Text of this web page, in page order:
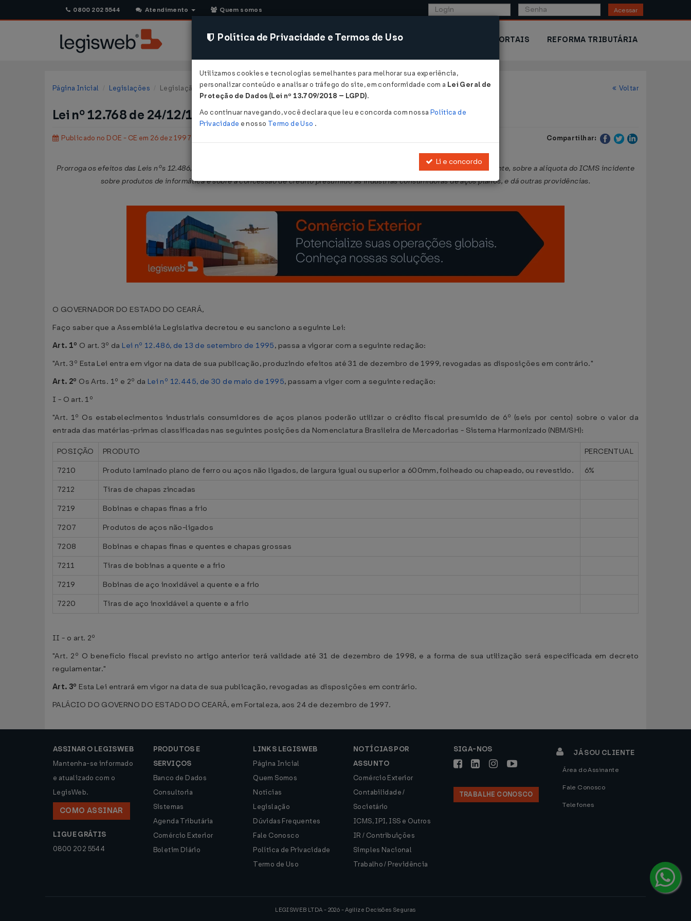
0800 202 5544 Atendimento Quem somos Acessar
CONSULTORIA SISTEMAS COMÉRCIO EXTERIOR PORTAIS REFORMA TRIBUTÁRIA
Página Inicial Legislações Legislação Estadual - Ceará Voltar
Lei nº 12.768 de 24/12/1997
Publicado no DOE - CE em 26 dez 1997 Compartilhar:
Prorroga os efeitos das Leis nºs 12.486, de 13 de setembro de 1995, e 12.445, de 30 de maio de 1995, que dispõem, respectivamente, sobre a alíquota do ICMS incidente
sobre produtos de informática e sobre a concessão de crédito presumido às indústrias consumidoras de aços planos, e dá outras providências.
O GOVERNADOR DO ESTADO DO CEARÁ,
Faço saber que a Assembléia Legislativa decretou e eu sanciono a seguinte Lei:
Art. 1º O art. 3º da Lei nº 12.486, de 13 de setembro de 1995, passa a vigorar com a seguinte redação:
"Art. 3º Esta Lei entra em vigor na data de sua publicação, produzindo efeitos até 31 de dezembro de 1999, revogadas as disposições em contrário."
Art. 2º Os Arts. 1º e 2º da Lei nº 12.445, de 30 de maio de 1995, passam a viger com a seguinte redação:
I - O art. 1º
"Art. 1º Os estabelecimentos industriais consumidores de aços planos poderão utilizar o crédito fiscal presumido de 6º (seis por cento) sobre o valor da
entrada das matérias-primas classificadas nas seguintes posições da Nomenclatura Brasileira de Mercadorias - Sistema Harmonizado (NBM/SH):
POSIÇÃO PRODUTO
PERCENTUAL
7210
Produto laminado plano de ferro ou aços não ligados, de largura igual ou superior a 600mm, folheado ou chapeado, ou revestido.
6%
7212
Tiras de chapas zincadas
7219
Bobinas e chapas finas a frio
7207
Produtos de aços não-ligados
7208
Bobinas e chapas finas e quentes e chapas grossas
7211
Tiras de bobinas a quente e a frio
7219
Bobinas de aço inoxidável a quente e a frio
7220
Tiras de aço inoxidável a quente e a frio
II - o art. 2º
"Art. 2º O benefício fiscal previsto no artigo anterior terá validade até 31 de dezembro de 1998, e a forma de sua utilização será especificada em decreto
regulamentar."
Art. 3º Esta Lei entrará em vigor na data de sua publicação, revogadas as disposições em contrário.
PALÁCIO DO GOVERNO DO ESTADO DO CEARÁ, em Fortaleza, aos 24 de dezembro de 1997.
ASSINAR O LEGISWEB
Mantenha-se informado
e atualizado com o
LegisWeb.
COMO ASSINAR
LIGUE GRÁTIS
0800 202 5544
PRODUTOS E
SERVIÇOS
Banco de Dados
Consultoria
Sistemas
Agenda Tributária
Comércio Exterior
Boletim Diário
LINKS LEGISWEB
Página Inicial
Quem Somos
Notícias
Legislação
Dúvidas Frequentes
Fale Conosco
Política de Privacidade
Termo de Uso
NOTÍCIAS POR
ASSUNTO
Comércio Exterior
Contabilidade /
Societário
ICMS, IPI, ISS e Outros
IR / Contribuições
Simples Nacional
Trabalho / Previdência
SIGA-NOS
TRABALHE CONOSCO
JÁ SOU CLIENTE
Área do Assinante
Fale Conosco
Telefones
LEGISWEB LTDA - 2026 - Agilize Decisões Seguras
Política de Privacidade e Termos de Uso
Utilizamos cookies e tecnologias semelhantes para melhorar sua experiência,
personalizar conteúdo e analisar o tráfego do site, em conformidade com a Lei Geral de
Proteção de Dados (Lei nº 13.709/2018 – LGPD).
Ao continuar navegando, você declara que leu e concorda com nossa Política de
Privacidade e nosso Termo de Uso .
Li e concordo